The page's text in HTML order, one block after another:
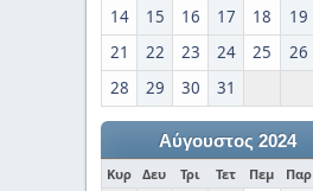
14
15 16 17 18 19
21
22 23 24 25 26
28
29 30 31
Αύγουστος 2024
Κυρ Δευ Τρι Τετ Πεμ Παρ